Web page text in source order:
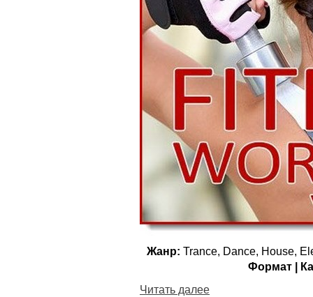
Жанр: Trance, Dance, House,
Формат |
Читать далее